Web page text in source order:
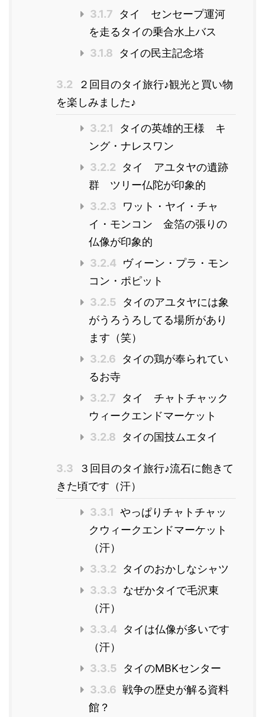
3.1.7
タイ センセープ運河
を走るタイの乗合水上バス
3.1.8
タイの民主記念塔
3.2
２回目のタイ旅行♪観光と買い物
を楽しみました♪
3.2.1
タイの英雄的王様 キ
ング・ナレスワン
3.2.2
タイ アユタヤの遺跡
群 ツリー仏陀が印象的
3.2.3
ワット・ヤイ・チャ
イ・モンコン 金箔の張りの
仏像が印象的
3.2.4
ヴィーン・プラ・モン
コン・ポピット
3.2.5
タイのアユタヤには象
がうろうろしてる場所があり
ます（笑）
3.2.6
タイの鶏が奉られてい
るお寺
3.2.7
タイ チャトチャック
ウィークエンドマーケット
3.2.8
タイの国技ムエタイ
3.3
３回目のタイ旅行♪流石に飽きて
きた頃です（汗）
3.3.1 やっぱりチャトチャッ
クウィークエンドマーケット
（汗）
3.3.2
タイのおかしなシャツ
3.3.3 なぜかタイで毛沢東
（汗）
3.3.4
タイは仏像が多いです
（汗）
3.3.5
タイのMBKセンター
3.3.6 戦争の歴史が解る資料
館？